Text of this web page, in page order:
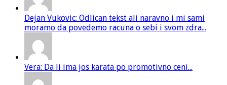
Dejan Vukovic: Odlican tekst ali naravno i mi sami
moramo da povedemo racuna o sebi i svom zdra...
Vera: Da li ima jos karata po promotivno ceni...